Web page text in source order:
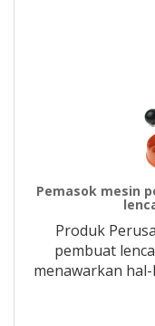
Pemasok mesin
Produk
pembuat
menawarkan